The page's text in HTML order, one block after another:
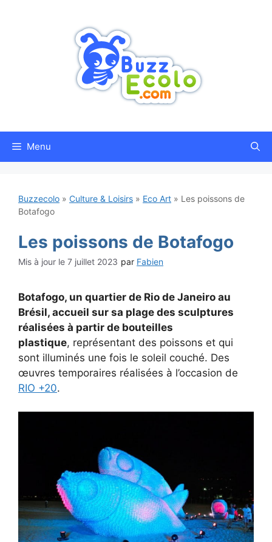
Menu
Buzzecolo » Culture & Loisirs » Eco Art » Les poissons de
Botafogo
Les poissons de Botafogo
7 juillet 2023 par Fabien
Botafogo, un quartier de Rio de Janeiro au
Brésil, accueil sur sa plage des sculptures
réalisées à partir de bouteilles
plastique, représentant des poissons et qui
sont illuminés une fois le soleil couché. Des
œuvres temporaires réalisées à l’occasion de
RIO +20.